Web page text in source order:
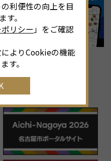
利便性の向上を目
。
リシー 」をご確認
よりCookieの機能
す。